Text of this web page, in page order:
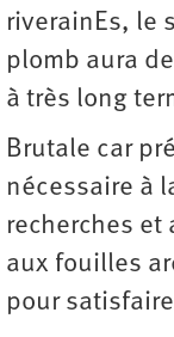
riverainEs, le
plomb aura
à très long
Brutale car
nécessaire à
recherches et
aux fouilles
pour